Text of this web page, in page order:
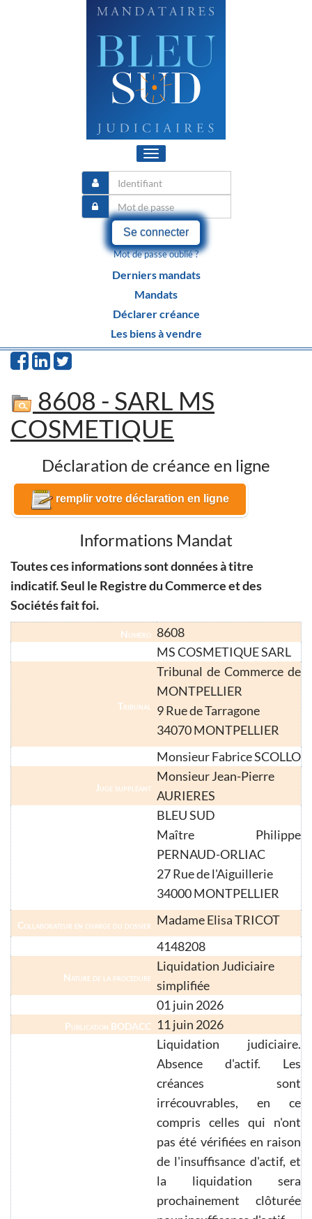
Toggle
navigation
Se connecter
Mot de passe oublié ?
Derniers mandats
Mandats
Déclarer créance
Les biens à vendre
8608 - SARL MS
COSMETIQUE
Déclaration de créance en ligne
remplir votre déclaration en ligne
Informations Mandat
Toutes ces informations sont données à titre
indicatif. Seul le Registre du Commerce et des
Sociétés fait foi.
Numéro 8608
MS COSMETIQUE SARL
Tribunal
Tribunal de Commerce de
MONTPELLIER
9 Rue de Tarragone
34070 MONTPELLIER
Monsieur Fabrice SCOLLO
Juge suppléant
Monsieur Jean-Pierre
AURIERES
BLEU SUD
Maître Philippe
PERNAUD-ORLIAC
27 Rue de l'Aiguillerie
34000 MONTPELLIER
Collaborateur en charge du dossier Madame Elisa TRICOT
4148208
Nature de la procédure
Liquidation Judiciaire
simplifiée
01 juin 2026
Publication BODACC 11 juin 2026
Liquidation judiciaire.
Absence d'actif. Les
créances sont
irrécouvrables, en ce
compris celles qui n'ont
pas été vérifiées en raison
de l'insuffisance d'actif, et
la liquidation sera
prochainement clôturée